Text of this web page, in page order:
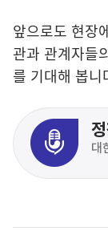
앞으로도 현장
관과 관계자들
를 기대해 봅니
대